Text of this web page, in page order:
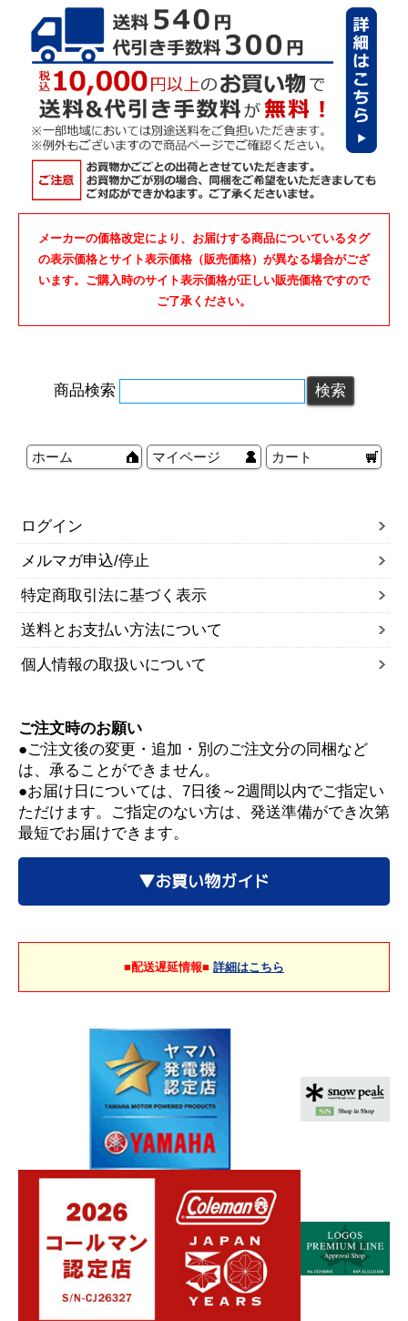
メーカーの価格改定により、お届けする商品についているタグ
の表示価格とサイト表示価格（販売価格）が異なる場合がござ
います。ご購入時のサイト表示価格が正しい販売価格ですので
ご了承ください。
商品検索
ホーム マイページ カート
ログイン
メルマガ申込/停止
特定商取引法に基づく表示
送料とお支払い方法について
個人情報の取扱いについて
ご注文時のお願い
●ご注文後の変更・追加・別のご注文分の同梱など
は、承ることができません。
●お届け日については、7日後～2週間以内でご指定い
ただけます。ご指定のない方は、発送準備ができ次第
最短でお届けできます。
▼お買い物ガイド
■配送遅延情報■ 詳細はこちら